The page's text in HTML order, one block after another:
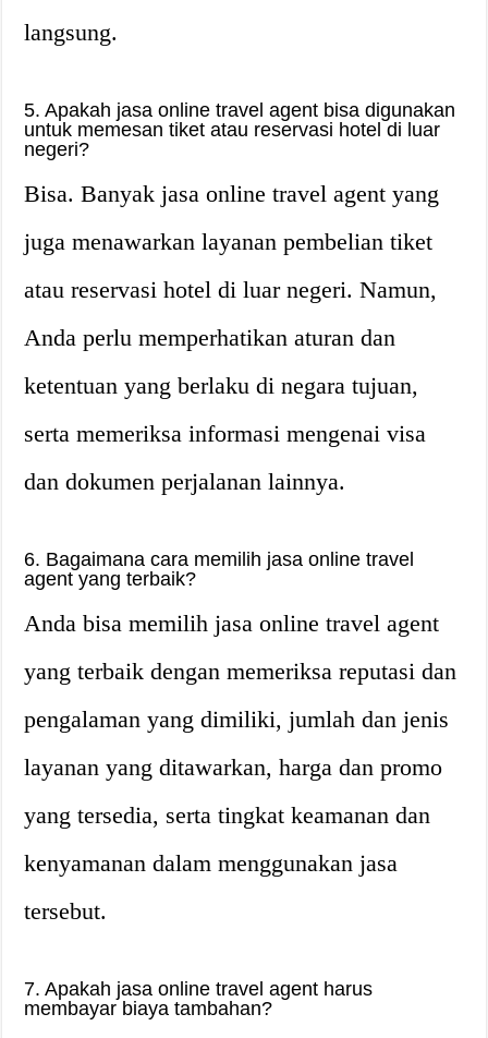
langsung.
5. Apakah jasa online travel agent bisa digunakan
untuk memesan tiket atau reservasi hotel di luar
negeri?
Bisa. Banyak jasa online travel agent yang
juga menawarkan layanan pembelian tiket
atau reservasi hotel di luar negeri. Namun,
Anda perlu memperhatikan aturan dan
ketentuan yang berlaku di negara tujuan,
serta memeriksa informasi mengenai visa
dan dokumen perjalanan lainnya.
6. Bagaimana cara memilih jasa online travel
agent yang terbaik?
Anda bisa memilih jasa online travel agent
yang terbaik dengan memeriksa reputasi dan
pengalaman yang dimiliki, jumlah dan jenis
layanan yang ditawarkan, harga dan promo
yang tersedia, serta tingkat keamanan dan
kenyamanan dalam menggunakan jasa
tersebut.
7. Apakah jasa online travel agent harus
membayar biaya tambahan?